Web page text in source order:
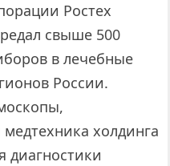
Ростех
свыше 500
в лечебные
России.
холдинга
диагностики